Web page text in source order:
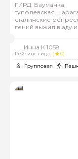
ГИРД, Бауманка,
туполевская
сталинские
гений выжил в аду
Инна.К 1058
Рейтинг гида (
0)
Групповая